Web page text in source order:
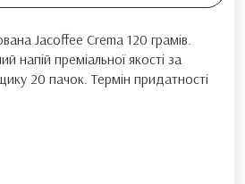
Jacoffee Crema 120 грамів.
напій преміальної якості за
20 пачок. Термін придатності